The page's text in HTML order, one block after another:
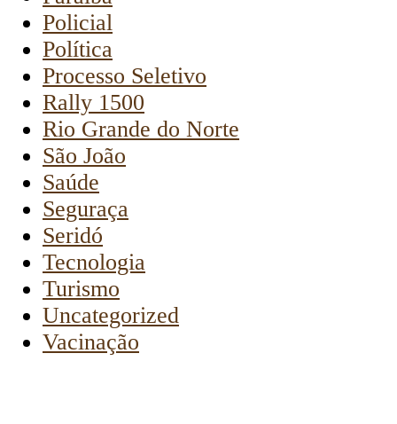
Policial
Política
Processo Seletivo
Rally 1500
Rio Grande do Norte
São João
Saúde
Seguraça
Seridó
Tecnologia
Turismo
Uncategorized
Vacinação